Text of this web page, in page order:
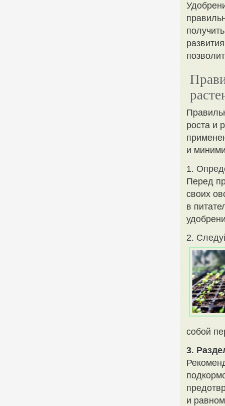
роста и
и
1.
Перед
своих
в
2.
собой
3.
и